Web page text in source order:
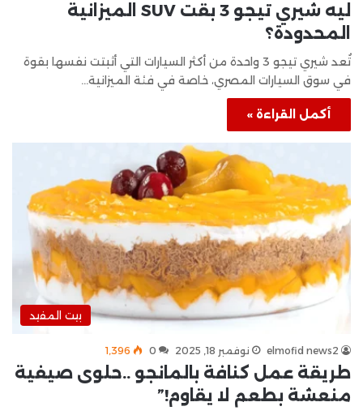
ليه شيري تيجو 3 بقت SUV الميزانية
المحدودة؟
تُعد شيري تيجو 3 واحدة من أكثر السيارات التي أثبتت نفسها بقوة
في سوق السيارات المصري، خاصة في فئة الميزانية…
أكمل القراءة »
بيت المفيد
elmofid news2 نوفمبر 18, 2025 0 1٬396
طريقة عمل كنافة بالمانجو ..حلوى صيفية
منعشة بطعم لا يقاوم!”